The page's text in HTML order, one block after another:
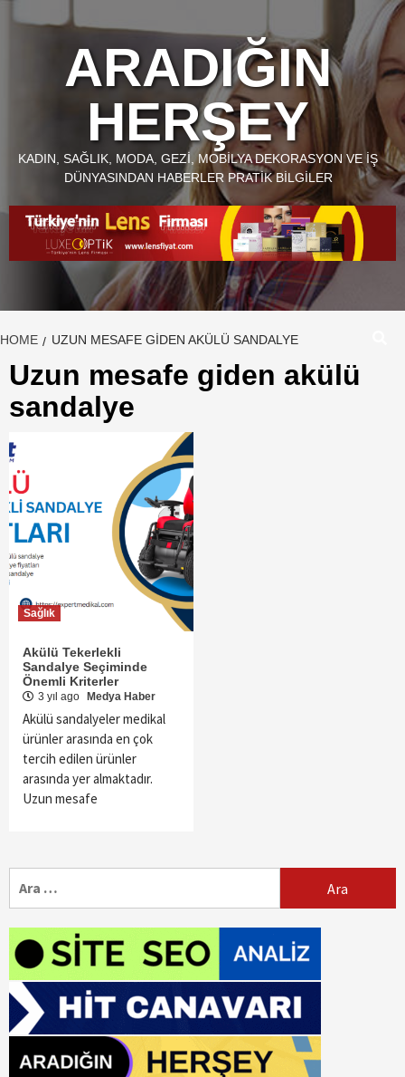
ARADIĞIN
HERŞEY
KADIN, SAĞLIK, MODA, GEZI, MOBILYA DEKORASYON VE İŞ
DÜNYASINDAN HABERLER PRATIK BILGILER
HOME UZUN MESAFE GIDEN AKÜLÜ SANDALYE
Uzun mesafe giden akülü
sandalye
Sağlık
Akülü Tekerlekli
Sandalye Seçiminde
Önemli Kriterler
3 yıl ago Medya Haber
Akülü sandalyeler medikal
ürünler arasında en çok
tercih edilen ürünler
arasında yer almaktadır.
Uzun mesafe